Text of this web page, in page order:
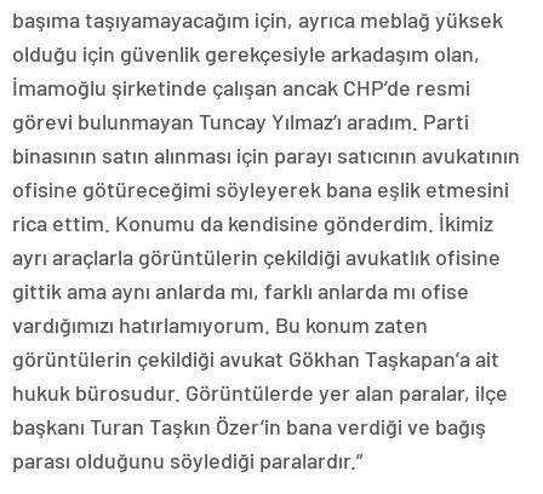
başıma taşıyamayacağım için, ayrıca meblağ yüksek
olduğu için güvenlik gerekçesiyle arkadaşım olan,
İmamoğlu şirketinde çalışan ancak CHP’de resmi
görevi bulunmayan Tuncay Yılmaz’ı aradım. Parti
binasının satın alınması için parayı satıcının avukatının
ofisine götüreceğimi söyleyerek bana eşlik etmesini
rica ettim. Konumu da kendisine gönderdim. İkimiz
ayrı araçlarla görüntülerin çekildiği avukatlık ofisine
gittik ama aynı anlarda mı, farklı anlarda mı ofise
vardığımızı hatırlamıyorum. Bu konum zaten
görüntülerin çekildiği avukat Gökhan Taşkapan’a ait
hukuk bürosudur. Görüntülerde yer alan paralar, ilçe
başkanı Turan Taşkın Özer’in bana verdiği ve bağış
parası olduğunu söylediği paralardır.”